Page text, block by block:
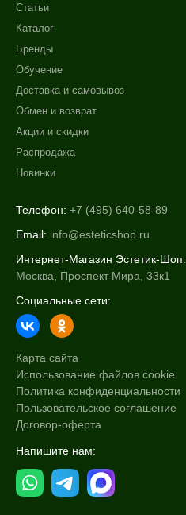
SPF 25
SPF 30
Показать еще
Спецпредложение
Бестселлеры
Статьи
Каталог
Бренды
Обучение
Доставка и самовывоз
Обмен и возврат
Акции и скидки
Распродажа
Новинки
Телефон: +7 (495) 640-58-89
Email: info@esteticshop.ru
Интернет-Магазин Эстетик-Шоп:
Москва, Проспект Мира, 33к1
Социальные сети:
Карта сайта
Использование файлов cookie
Политика конфиденциальности
Пользовательское соглашение
Договор-оферта
Напишите нам: